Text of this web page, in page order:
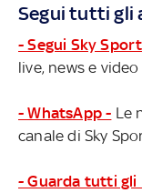
Segui tutti gli
- Segui Sky
live, news e video
- WhatsApp - Le
canale di Sky
- Guarda tutti gli